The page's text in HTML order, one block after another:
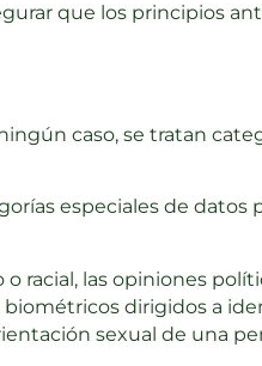
que los principios
caso, se tratan
especiales de datos
racial, las opiniones
biométricos dirigidos a
sexual de una